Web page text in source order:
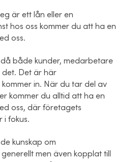
är ett lån eller en
hos oss kommer du att ha en
oss.
både kunder, medarbetare
Det är här
in. När du tar del av
kommer du alltid att ha en
oss, där företagets
i fokus.
kunskap om
men även kopplat till